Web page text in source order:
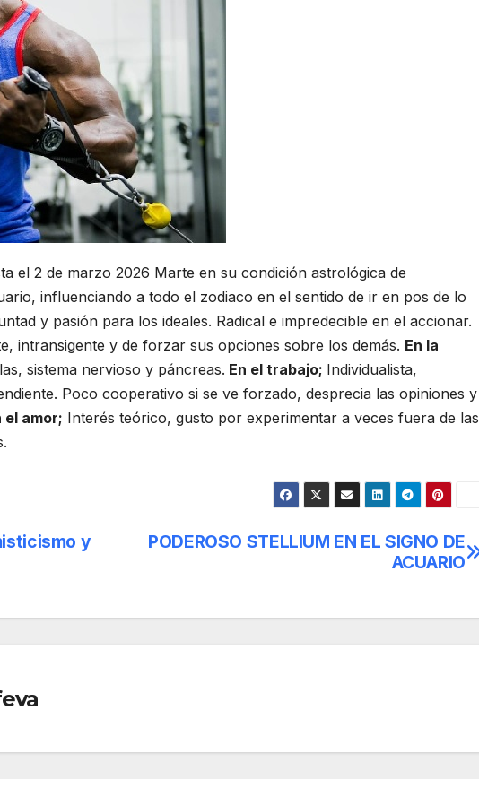
el 2 de marzo 2026 Marte en su condición astrológica de
influenciando a todo el zodiaco en el sentido de ir en pos de lo
y pasión para los ideales. Radical e impredecible en el accionar.
intransigente y de forzar sus opciones sobre los demás. En la
sistema nervioso y páncreas. En el trabajo; Individualista,
Poco cooperativo si se ve forzado, desprecia las opiniones y
el amor; Interés teórico, gusto por experimentar a veces fuera de las
PODEROSO STELLIUM EN EL SIGNO DE
ACUARIO
y